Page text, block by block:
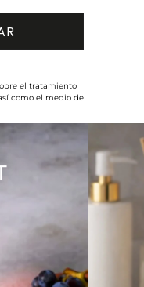
el tratamiento
como el medio de